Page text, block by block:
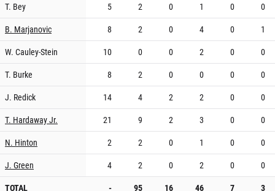
T. Bey
5 2 0 1 0
0
B. Marjanovic
8 2 0 4 0
1
W. Cauley-Stein
10 0 0 2 0
0
T. Burke
8 2 0 0 0
0
J. Redick
14 4 2 2 0
0
T. Hardaway Jr.
21 9 2 3 0
0
N. Hinton
2 2 0 1 0
0
J. Green
4 2 0 2 0
0
TOTAL
- 95 16 46 7 3